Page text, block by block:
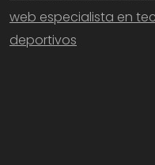
web especialista en
deportivos